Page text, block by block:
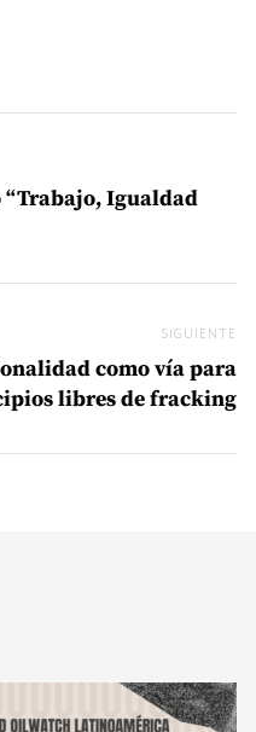
“Trabajo, Igualdad
SIGUIENTE
como vía para
libres de fracking